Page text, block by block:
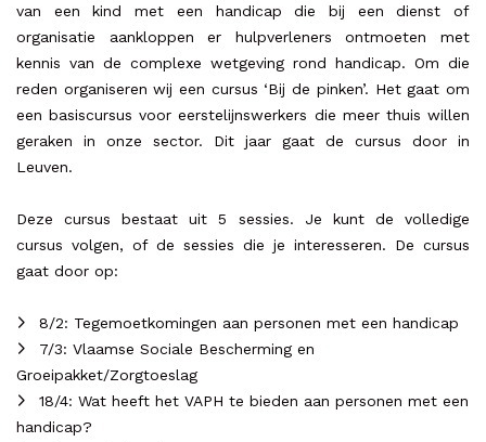
van een kind met een handicap die bij een dienst of
organisatie aankloppen er hulpverleners ontmoeten met
kennis van de complexe wetgeving rond handicap. Om die
reden organiseren wij een cursus ‘Bij de pinken’. Het gaat om
een basiscursus voor eerstelijnswerkers die meer thuis willen
geraken in onze sector. Dit jaar gaat de cursus door in
Leuven.
Deze cursus bestaat uit 5 sessies. Je kunt de volledige
cursus volgen, of de sessies die je interesseren. De cursus
gaat door op:
8/2: Tegemoetkomingen aan personen met een handicap
7/3: Vlaamse Sociale Bescherming en
Groeipakket/Zorgtoeslag
18/4: Wat heeft het VAPH te bieden aan personen met een
handicap?